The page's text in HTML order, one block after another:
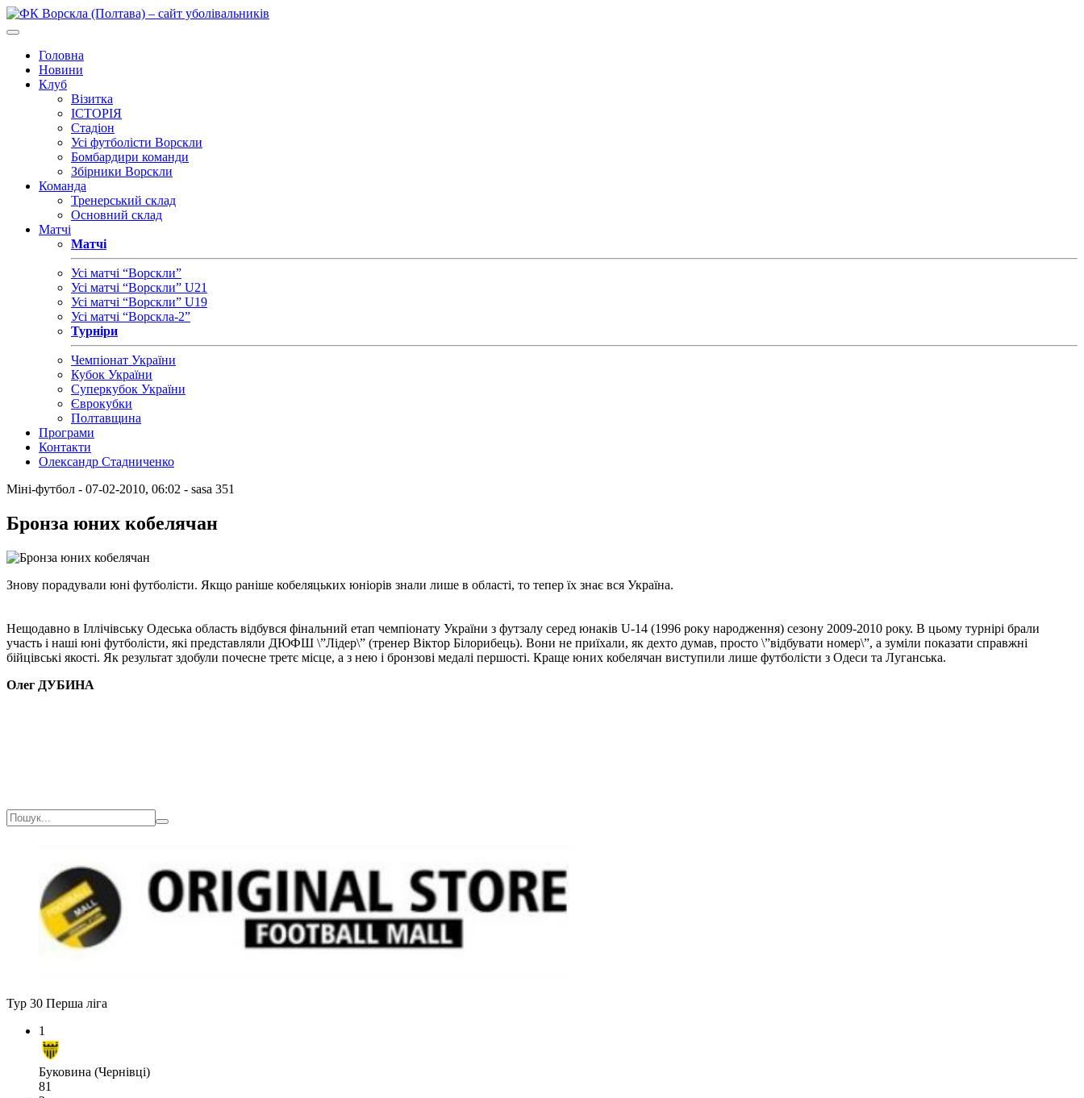
Головна
Новини
Клуб
Візитка
ІСТОРІЯ
Стадіон
Усі футболісти Ворскли
Бомбардири команди
Збірники Ворскли
Команда
Тренерський склад
Основний склад
Матчі
Матчі
Усі матчі “Ворскли”
Усі матчі “Ворскли” U21
Усі матчі “Ворскли” U19
Усі матчі “Ворскла-2”
Турніри
Чемпіонат України
Кубок України
Суперкубок України
Єврокубки
Полтавщина
Програми
Контакти
Олександр Стадниченко
Міні-футбол - 07-02-2010, 06:02 - sasa 351
Бронза юних кобелячан
Знову порадували юні футболісти. Якщо раніше кобеляцьких юніорів знали лише в області, то тепер їх знає вся Україна.
Нещодавно в Іллічівську Одеська область відбувся фінальний етап чемпіонату України з футзалу серед юнаків U-14 (1996 року народження) сезону 2009-2010 року. В цьому турнірі брали
участь і наші юні футболісти, які представляли ДЮФШ \”Лідер\” (тренер Віктор Білорибець). Вони не приїхали, як дехто думав, просто \”відбувати номер\”, а зуміли показати справжні
бійцівські якості. Як результат здобули почесне третє місце, а з нею і бронзові медалі першості. Краще юних кобелячан виступили лише футболісти з Одеси та Луганська.
Олег ДУБИНА
Тур 30 Перша ліга
1
Буковина (Чернівці)
81